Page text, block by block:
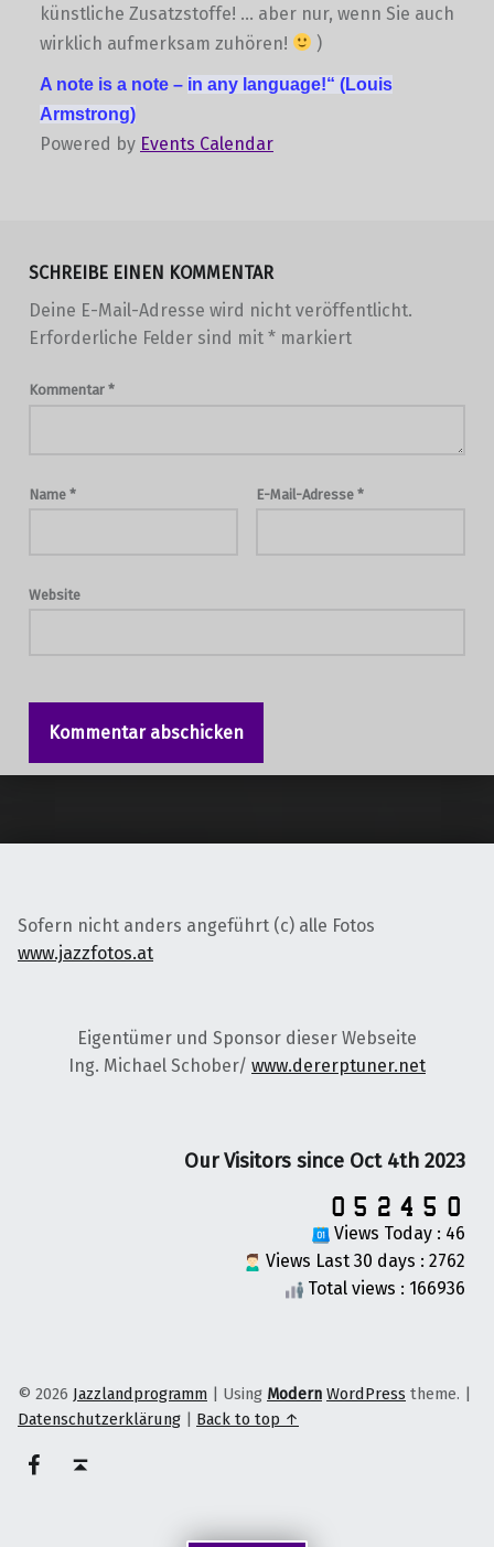
künstliche Zusatzstoffe! … aber nur, wenn Sie auch
wirklich aufmerksam zuhören!
)
A note is a note – in any language!“ (Louis
Armstrong)
Powered by Events Calendar
SCHREIBE EINEN KOMMENTAR
Deine E-Mail-Adresse wird nicht veröffentlicht.
Erforderliche Felder sind mit *markiert
Kommentar *
Name * E-Mail-Adresse *
Website
Sofern nicht anders angeführt (c) alle Fotos
www.jazzfotos.at
Eigentümer und Sponsor dieser Webseite
Ing. Michael Schober/ www.dererptuner.net
Our Visitors since Oct 4th 2023
Views Today : 46
Views Last 30 days : 2762
Total views : 166936
© 2026 Jazzlandprogramm Using Modern WordPress theme.
Datenschutzerklärung
Back to top ↑
on faceook